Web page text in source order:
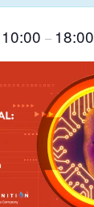
10:00 – 18:00